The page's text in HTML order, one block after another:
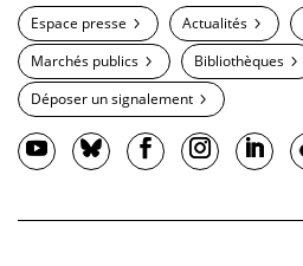
Espace presse Actualités
Marchés publics
Bibliothèques
Déposer un signalement